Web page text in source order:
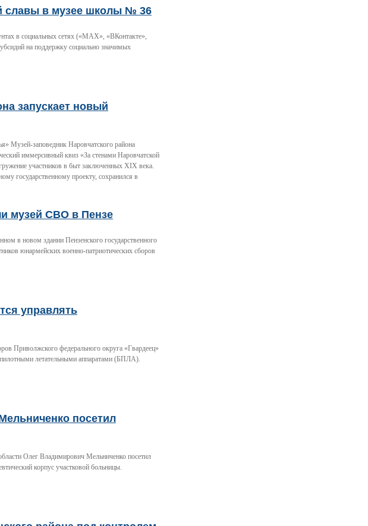
славы в музее школы № 36
в социальных сетях («МАХ», «ВКонтакте»,
на поддержку социально значимых
запускает новый
Музей-заповедник Наровчатского района
иммерсивный квиз «За стенами Наровчатской
участников в быт заключенных XIX века.
государственному проекту, сохранился в
музей СВО в Пензе
в новом здании Пензенского государственного
юнармейских военно-патриотических сборов
управлять
Приволжского федерального округа «Гвардеец»
летательными аппаратами (БПЛА).
посетил
Олег Владимирович Мельниченко посетил
корпус участковой больницы.